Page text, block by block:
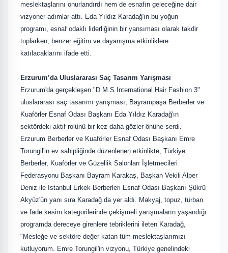
meslektaşlarını onurlandırdı hem de esnafın geleceğine dair
vizyoner adımlar attı. Eda Yıldız Karadağ'ın bu yoğun
programı, esnaf odaklı liderliğinin bir yansıması olarak takdir
toplarken, benzer eğitim ve dayanışma etkinliklere
katılacaklarını ifade etti.
Erzurum’da Uluslararası Saç Tasarım Yarışması
Erzurum'da gerçekleşen "D.M.S International Hair Fashion 3"
uluslararası saç tasarımı yarışması, Bayrampaşa Berberler ve
Kuaförler Esnaf Odası Başkanı Eda Yıldız Karadağ'ın
sektördeki aktif rolünü bir kez daha gözler önüne serdi.
Erzurum Berberler ve Kuaförler Esnaf Odası Başkanı Emre
Torungil'in ev sahipliğinde düzenlenen etkinlikte, Türkiye
Berberler, Kuaförler ve Güzellik Salonları İşletmecileri
Federasyonu Başkanı Bayram Karakaş, Başkan Vekili Alper
Deniz ile İstanbul Erkek Berberleri Esnaf Odası Başkanı Şükrü
Akyüz'ün yanı sıra Karadağ da yer aldı. Makyaj, topuz, türban
ve fade kesim kategorilerinde çekişmeli yarışmaların yaşandığı
programda dereceye girenlere tebriklerini ileten Karadağ,
"Mesleğe ve sektöre değer katan tüm meslektaşlarımızı
kutluyorum. Emre Torungil'in vizyonu, Türkiye genelindeki